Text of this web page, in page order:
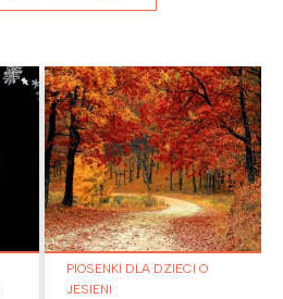
PIOSENKI DLA DZIECI O
JESIENI